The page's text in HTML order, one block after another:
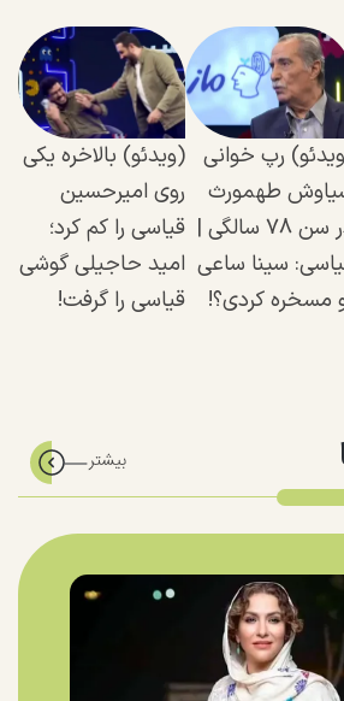
رپ خوانی
طهمورث
در سن ۷۸ سالگی |
سینا ساعی
مسخره کردی؟!
(ویدئو) بالاخره یکی
روی امیرحسین
قیاسی را کم کرد؛
امید حاجیلی گوشی
قیاسی را گرفت!